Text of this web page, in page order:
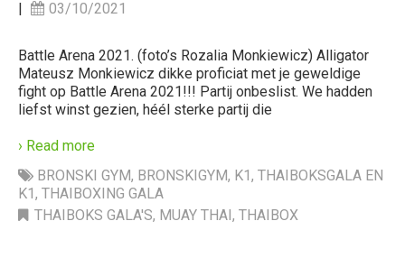
| 03/10/2021
Battle Arena 2021. (foto’s Rozalia Monkiewicz) Alligator
Mateusz Monkiewicz dikke proficiat met je geweldige
fight op Battle Arena 2021!!! Partij onbeslist. We hadden
liefst winst gezien, héél sterke partij die
› Read more
BRONSKI GYM, BRONSKIGYM, K1, THAIBOKSGALA EN
K1, THAIBOXING GALA
THAIBOKS GALA'S, MUAY THAI, THAIBOX